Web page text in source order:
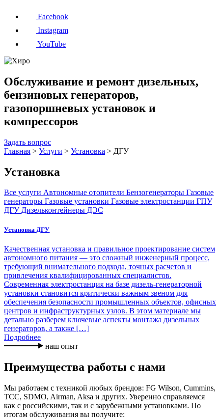
Facebook
Instagram
YouTube
Обслуживание и ремонт дизельных,
бензиновых генераторов,
газопоршневых установок и
компрессоров
Задать вопрос
Главная > Услуги > Установка > ДГУ
Установка
Все услуги Автономные отопители Бензогенераторы Газовые
генераторы Газовые установки Газовые электростанции ГПУ
ДГУДизельконтейнеры ДЭС
Установка ДГУ
Качественная установка и правильное проектирование систем
автономного питания — это сложный инженерный процесс,
требующий внимательного подхода, точных расчетов и
привлечения квалифицированных специалистов.
Современная электростанция на базе дизель-генераторной
установки становится критически важным звеном для
обеспечения безопасности промышленных объектов, офисных
центров и инфраструктурных узлов. В этом материале мы
детально разберем ключевые аспекты монтажа дизельных
генераторов, а также […]
Подробнее
наш опыт
Преимущества работы с нами
Мы работаем с техникой любых брендов: FG Wilson, Cummins,
TCC, SDMO, Airman, Aksa и других. Уверенно справляемся
как с российскими, так и с зарубежными установками. По
итогам обслуживания вы получите: